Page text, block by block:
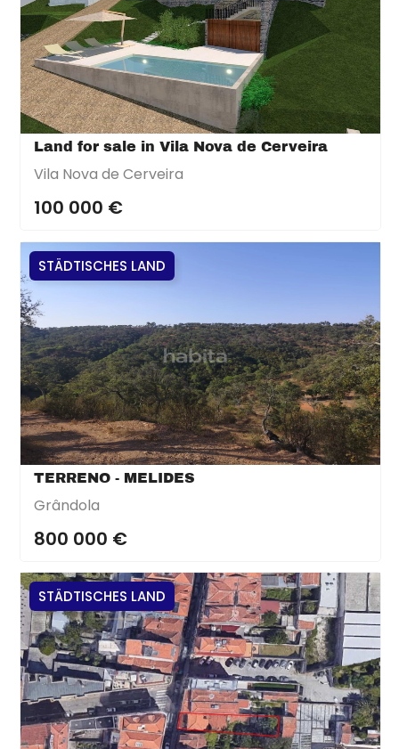
Land for sale in Vila Nova de Cerveira
Vila Nova de Cerveira
100 000 €
STÄDTISCHES LAND
TERRENO - MELIDES
Grândola
800 000 €
STÄDTISCHES LAND